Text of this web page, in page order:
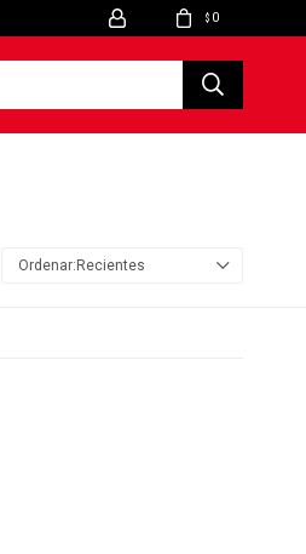
$ 0
Recientes